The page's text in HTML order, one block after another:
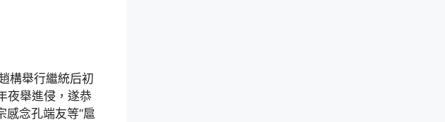
構舉行繼統后初
夜舉進侵，遂恭
感念孔端友等“扈